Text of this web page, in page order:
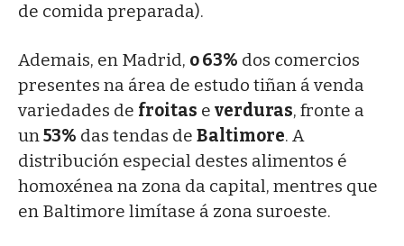
de comida preparada).
Ademais, en Madrid, o 63% dos comercios
presentes na área de estudo tiñan á venda
variedades de froitas e verduras, fronte a
un53% das tendas de Baltimore. A
distribución especial destes alimentos é
homoxénea na zona da capital, mentres que
en Baltimore limítase á zona suroeste.